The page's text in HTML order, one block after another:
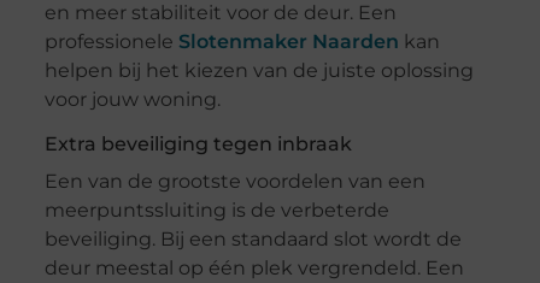
en meer stabiliteit voor de deur. Een
professionele Slotenmaker Naarden kan
helpen bij het kiezen van de juiste oplossing
voor jouw woning.
Extra beveiliging tegen inbraak
Een van de grootste voordelen van een
meerpuntssluiting is de verbeterde
beveiliging. Bij een standaard slot wordt de
deur meestal op één plek vergrendeld. Een